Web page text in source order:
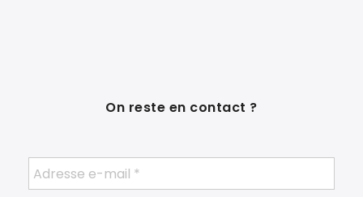
On reste en contact ?